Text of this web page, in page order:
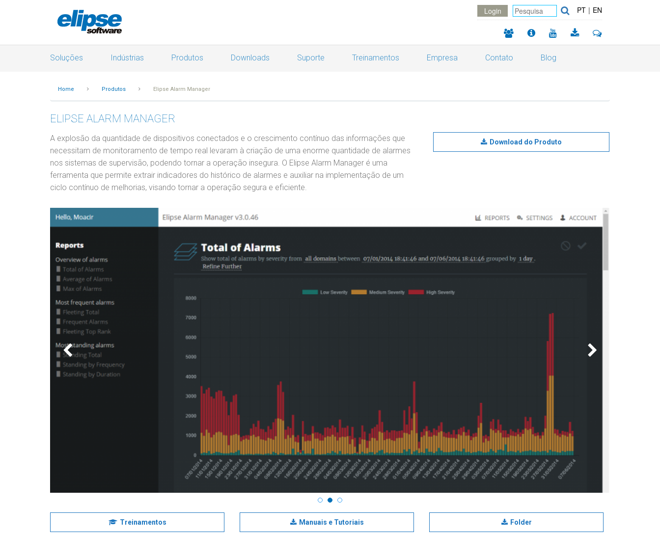
Login PT | EN
Soluções Indústrias Produtos Downloads Suporte Treinamentos Empresa Contato Blog
Home Produtos Elipse Alarm Manager
ELIPSE ALARM MANAGER
A explosão da quantidade de dispositivos conectados e o crescimento contínuo das informações que
necessitam de monitoramento de tempo real levaram à criação de uma enorme quantidade de alarmes
nos sistemas de supervisão, podendo tornar a operação insegura. O Elipse Alarm Manager é uma
ferramenta que permite extrair indicadores do histórico de alarmes e auxiliar na implementação de um
ciclo contínuo de melhorias, visando tornar a operação segura e eficiente.
Download do Produto
Treinamentos Manuais e Tutoriais Folder